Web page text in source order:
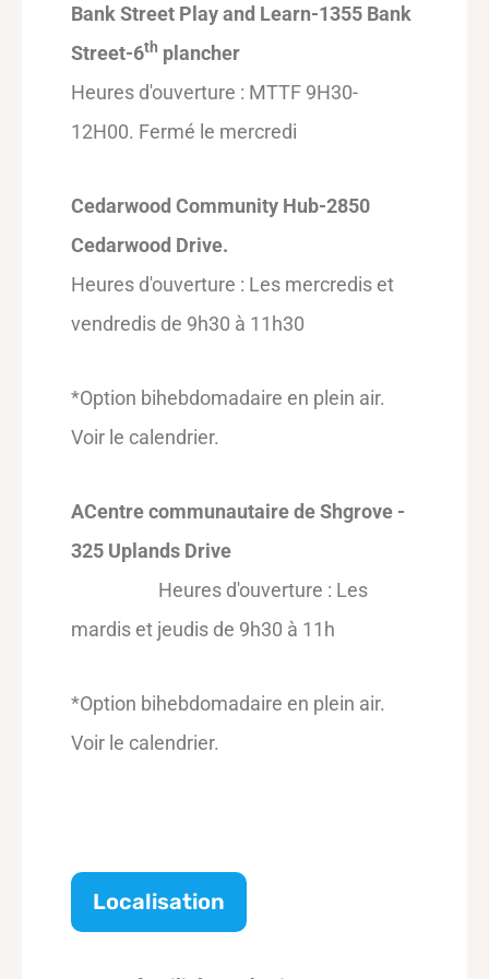
Bank Street Play and Learn-1355 Bank
Street-6th plancher
Heures d'ouverture : MTTF 9H30-
12H00. Fermé le mercredi
Cedarwood Community Hub-2850
Cedarwood Drive.
Heures d'ouverture : Les mercredis et
vendredis de 9h30 à 11h30
*Option bihebdomadaire en plein air.
Voir le calendrier.
ACentre communautaire de Shgrove -
325 Uplands Drive
Heures d'ouverture : Les
mardis et jeudis de 9h30 à 11h
*Option bihebdomadaire en plein air.
Voir le calendrier.
Localisation